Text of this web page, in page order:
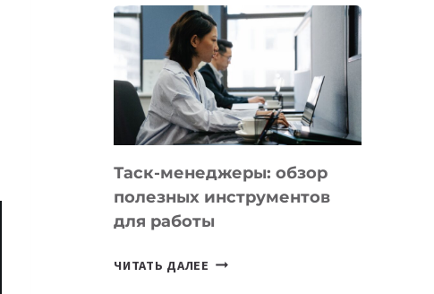
НОВЫЕ
ПРЕДМЕТЫ
ПО
ИСКУССТВЕННОМУ
ИНТЕЛЛЕКТУ
Таск-менеджеры: обзор
полезных инструментов
для работы
ЧИТАТЬ ДАЛЕЕ ТАСК-